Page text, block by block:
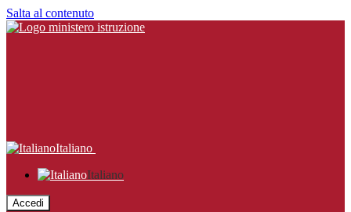
Salta al contenuto
Italiano
Italiano
Accedi